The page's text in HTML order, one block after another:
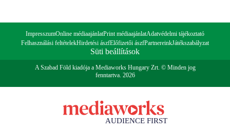
ImpresszumOnline médiaajánlatPrint médiaajánlatAdatvédelmi tájékoztató
Felhasználási feltételekHirdetési ászfElőfizetői ászfPartnereinkJátékszabályzat
Süti beállítások
A Szabad Föld kiadója a Mediaworks Hungary Zrt. © Minden jog
fenntartva. 2026